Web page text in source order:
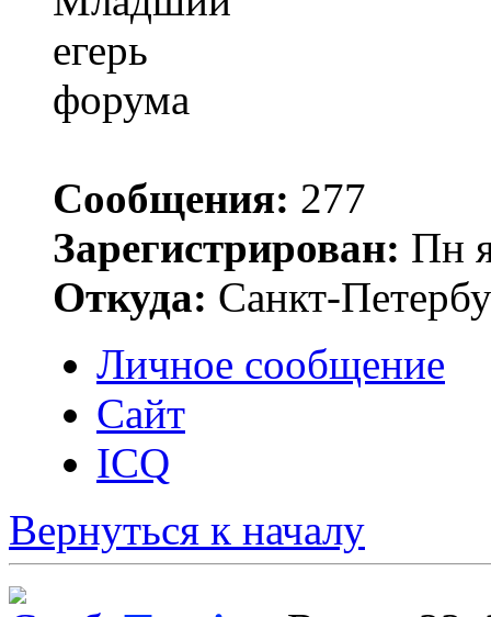
Сообщения: 277
Зарегистрирован: Пн
Откуда: Санкт-
Личное сообщение
Сайт
ICQ
Вернуться к началу